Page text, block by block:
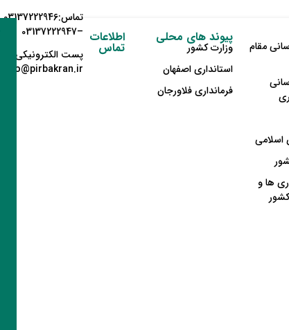
مقام
ها و
پیوند های محلی
وزارت کشور
استانداری اصفهان
فرمانداری فلاورجان
اطلاعات
تماس
تماس:03137222946
–03137222947
پست الکترونیکی:
info@pirbakran.ir